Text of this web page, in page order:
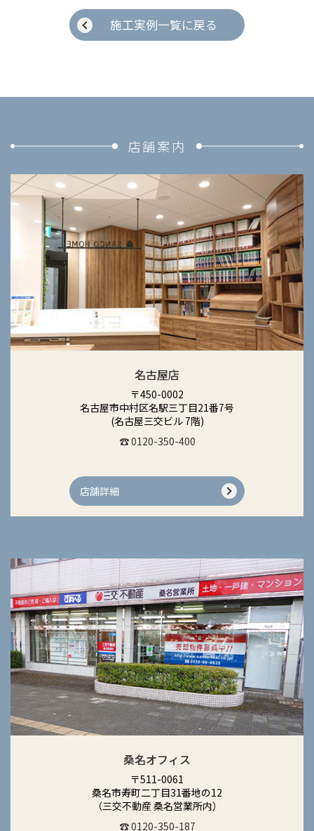
施工実例一覧に戻る
店舗案内
名古屋店
〒450-0002
名古屋市中村区名駅三丁目21番7号
(名古屋三交ビル 7階)
☎ 0120-350-400
店舗詳細
桑名オフィス
〒511-0061
桑名市寿町二丁目31番地の12
（三交不動産 桑名営業所内）
☎ 0120-350-187